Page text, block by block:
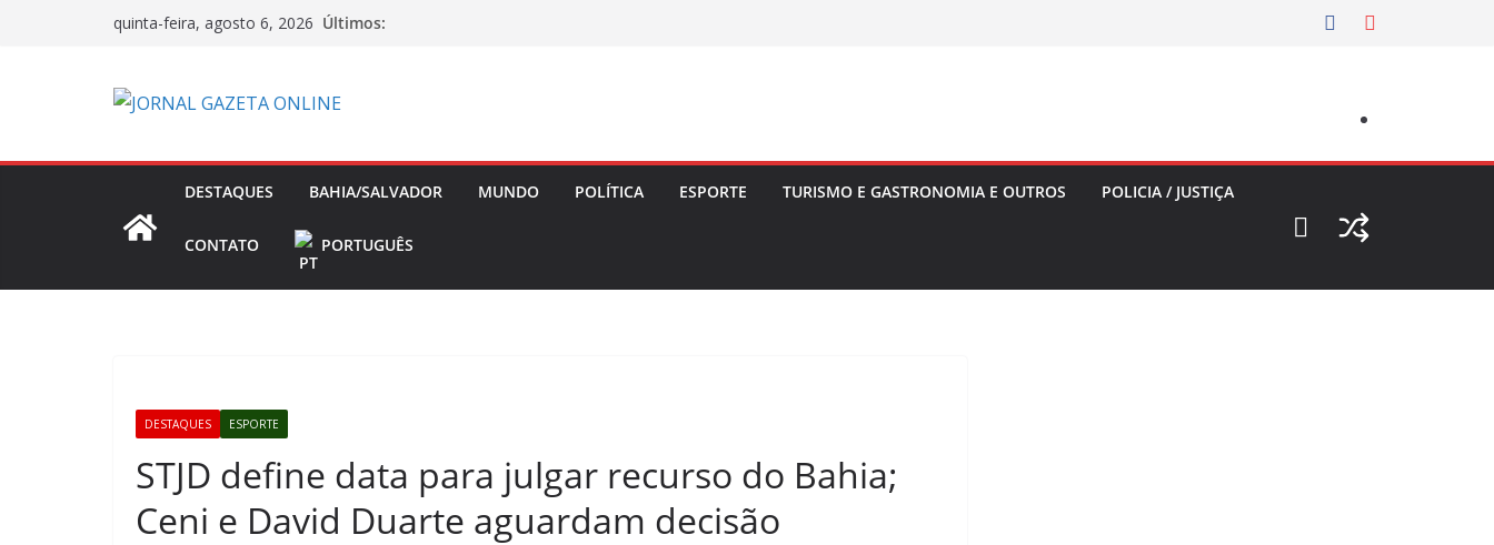
quinta-feira, agosto 6, 2026 Últimos:
DESTAQUES BAHIA/SALVADOR MUNDO POLÍTICA ESPORTE TURISMO E GASTRONOMIA E OUTROS POLICIA / JUSTIÇA
CONTATO PORTUGUÊS
DESTAQUES ESPORTE
STJD define data para julgar recurso do Bahia;
Ceni e David Duarte aguardam decisão